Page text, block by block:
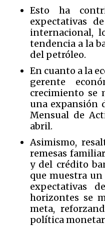
Esto ha
expectativas
internacional,
tendencia a la
del petróleo.
En cuanto a la
gerente
crecimiento se
una expansión
Mensual de
abril.
Asimismo,
remesas
y del crédito
que muestra
expectativas
horizontes se
meta,
política